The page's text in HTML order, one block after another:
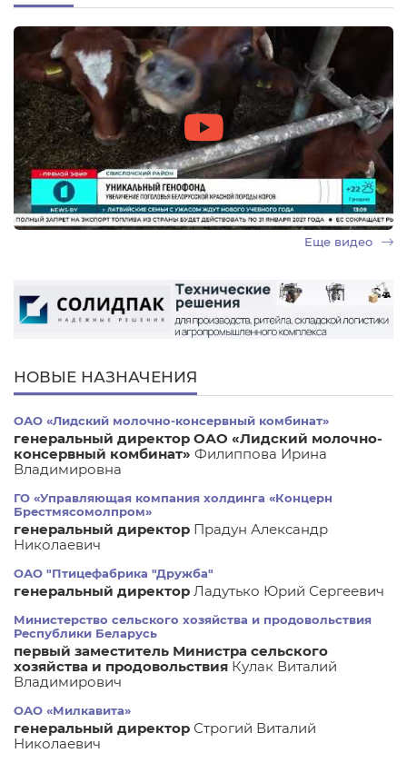
Еще видео
НОВЫЕ НАЗНАЧЕНИЯ
ОАО «Лидский молочно-консервный комбинат»
генеральный директор ОАО «Лидский молочно-
консервный комбинат» Филиппова Ирина
Владимировна
ГО «Управляющая компания холдинга «Концерн
Брестмясомолпром»
генеральный директор Прадун Александр
Николаевич
ОАО "Птицефабрика "Дружба"
генеральный директор Ладутько Юрий Сергеевич
Министерство сельского хозяйства и продовольствия
Республики Беларусь
первый заместитель Министра сельского
хозяйства и продовольствия Кулак Виталий
Владимирович
ОАО «Милкавита»
генеральный директор Строгий Виталий
Николаевич